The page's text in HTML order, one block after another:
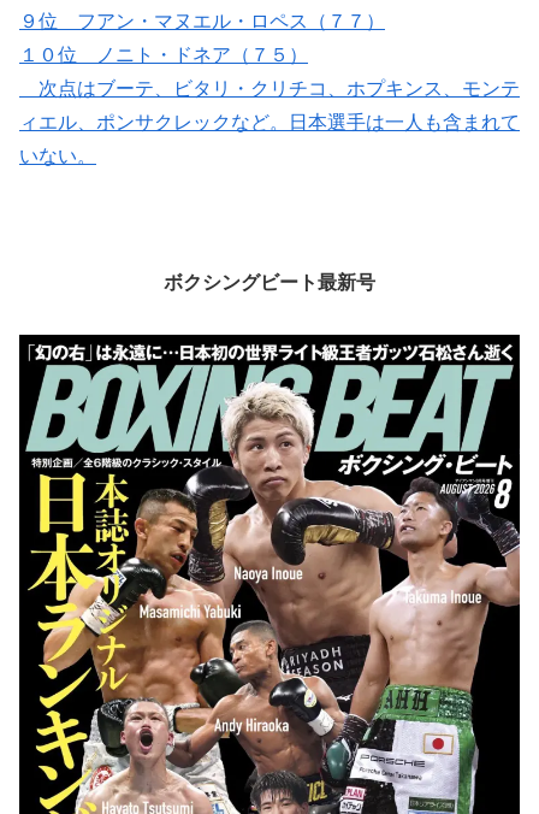
９位 フアン・マヌエル・ロペス（７７）
１０位 ノニト・ドネア（７５）
次点はブーテ、ビタリ・クリチコ、ホプキンス、モンテ
ィエル、ポンサクレックなど。日本選手は一人も含まれて
いない。
ボクシングビート最新号